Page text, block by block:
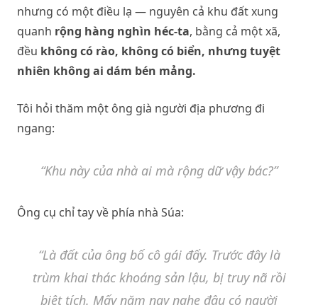
nhưng có một điều lạ — nguyên cả khu đất xung
quanh rộng hàng nghìn héc-ta, bằng cả một xã,
đều không có rào, không có biển, nhưng tuyệt
nhiên không ai dám bén mảng.
Tôi hỏi thăm một ông già người địa phương đi
ngang:
“Khu này của nhà ai mà rộng dữ vậy bác?”
Ông cụ chỉ tay về phía nhà Súa:
“Là đất của ông bố cô gái đấy. Trước đây là
trùm khai thác khoáng sản lậu, bị truy nã rồi
biệt tích. Mấy năm nay nghe đâu có người